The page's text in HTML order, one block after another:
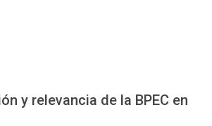
y relevancia de la BPEC en